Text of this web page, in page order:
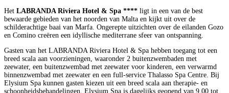
Het LABRANDA Riviera Hotel & Spa **** ligt in een van de best
bewaarde gebieden van het noorden van Malta en kijkt uit over de
schilderachtige baai van Marfa. Ongerepte uitzichten over de eilanden Gozo
en Comino creëren een idyllische mediterrane sfeer van ontspanning.
Gasten van het LABRANDA Riviera Hotel & Spa hebben toegang tot een
breed scala aan voorzieningen, waaronder 2 buitenzwembaden met
zeewater, een buitenzwembad met zeewater voor kinderen, een verwarmd
binnenzwembad met zeewater en een full-service Thalasso Spa Centre. Bij
Elysium Spa kunnen gasten kiezen uit een breed scala aan therapie- en
schoonheidsbehandelingen. Elysium Spa is dagelijks geopend van 9.00 tot